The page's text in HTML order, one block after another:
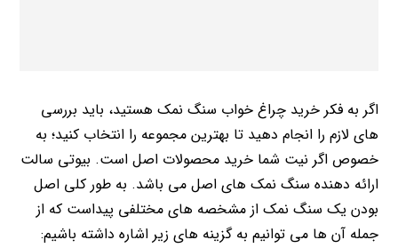
اگر به فکر خرید چراغ خواب سنگ نمک هستید، باید بررسی
های لازم را انجام دهید تا بهترین مجموعه را انتخاب کنید؛ به
خصوص اگر نیت شما خرید محصولات اصل است. بیوتی سالت
ارائه دهنده سنگ نمک های اصل می باشد. به طور کلی اصل
بودن یک سنگ نمک از مشخصه های مختلفی پیداست که از
جمله آن ها می توانیم به گزینه های زیر اشاره داشته باشیم: